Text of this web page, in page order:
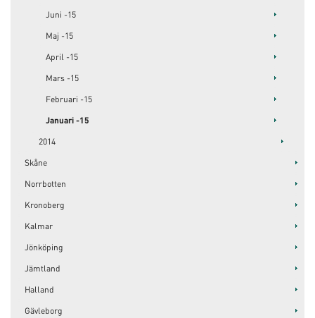
Juni -15
Maj -15
April -15
Mars -15
Februari -15
Januari -15
2014
Skåne
Norrbotten
Kronoberg
Kalmar
Jönköping
Jämtland
Halland
Gävleborg